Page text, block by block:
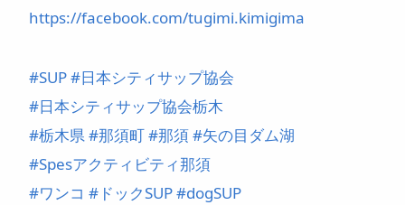
https://facebook.com/tugimi.kimigima
#SUP#日本シティサップ協会
#日本シティサップ協会栃木
#栃木県#那須町#那須#矢の目ダム湖
#Spesアクティビティ那須
#ワンコ # ドックSUP#dogSUP